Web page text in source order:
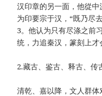
汉印章的另一面，他從
为印要宗于汉，“既乃尽
3。他认为只有尽涤之前
统，力追秦汉，篆刻上才
2.藏古、鉴古、释古、传
清乾、嘉以降，文人群